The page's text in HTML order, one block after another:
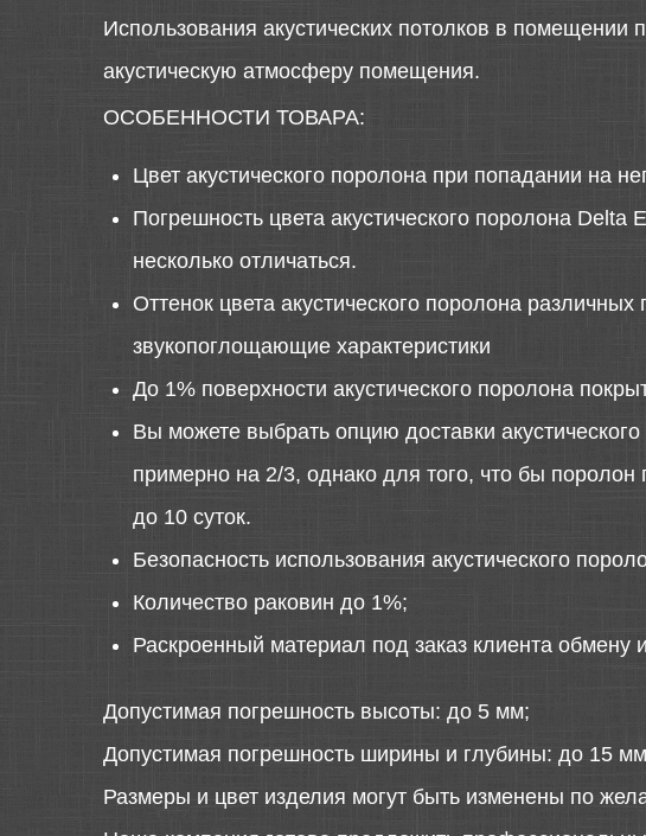
Использования акустических потолков в
акустическую атмосферу помещения.
ОСОБЕННОСТИ ТОВАРА:
Цвет акустического поролона при попадании на
Погрешность цвета акустического поролона
несколько отличаться.
Оттенок цвета акустического поролона
звукопоглощающие характеристики
До 1% поверхности акустического поролона
Вы можете выбрать опцию доставки
примерно на 2/3, однако для того, что бы
до 10 суток.
Безопасность использования акустического
Количество раковин до 1%;
Раскроенный материал под заказ клиента обмену
Допустимая погрешность высоты: до 5 мм;
Допустимая погрешность ширины и глубины: до 15
Размеры и цвет изделия могут быть изменены по